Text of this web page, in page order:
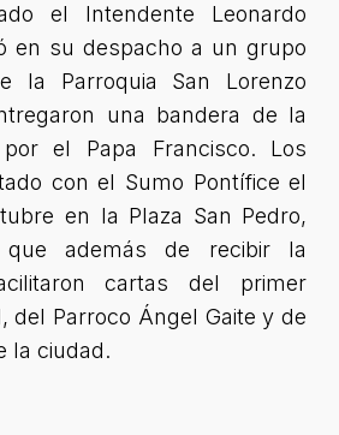
el Intendente Leonardo
en su despacho a un grupo
la Parroquia San Lorenzo
una bandera de la
el Papa Francisco. Los
con el Sumo Pontífice el
en la Plaza San Pedro,
además de recibir la
cartas del primer
del Parroco Ángel Gaite y de
la ciudad.